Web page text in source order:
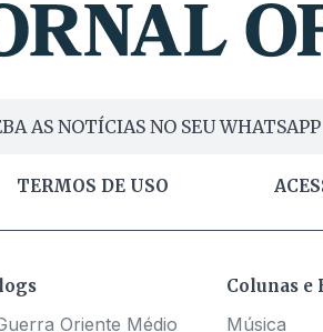
AS NOTÍCIAS NO SEU WHATSAPP
TERMOS DE USO
Oriente Médio
Colunas e
Música